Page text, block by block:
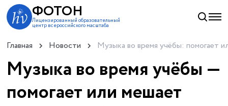
ФОТОН
Лицензированный образовательный
центр всероссийского масштаба
Главная Новости Музыка во время учёбы: помогает
Музыка во время учёбы —
помогает или мешает